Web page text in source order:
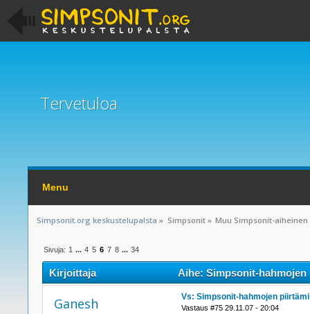
Tervetuloa
Menu
Simpsonit.org keskustelupalsta » Simpsonit» Muu Simpsonit-aiheinen
Sivuja: 1 ... 4 5 6 7 8 ... 34
Kirjoittaja Aihe: Simpsonit-hahmojen
Ganesh Vs: Simpsonit-hahmojen
Vastaus #75 29.11.07 - 20:04